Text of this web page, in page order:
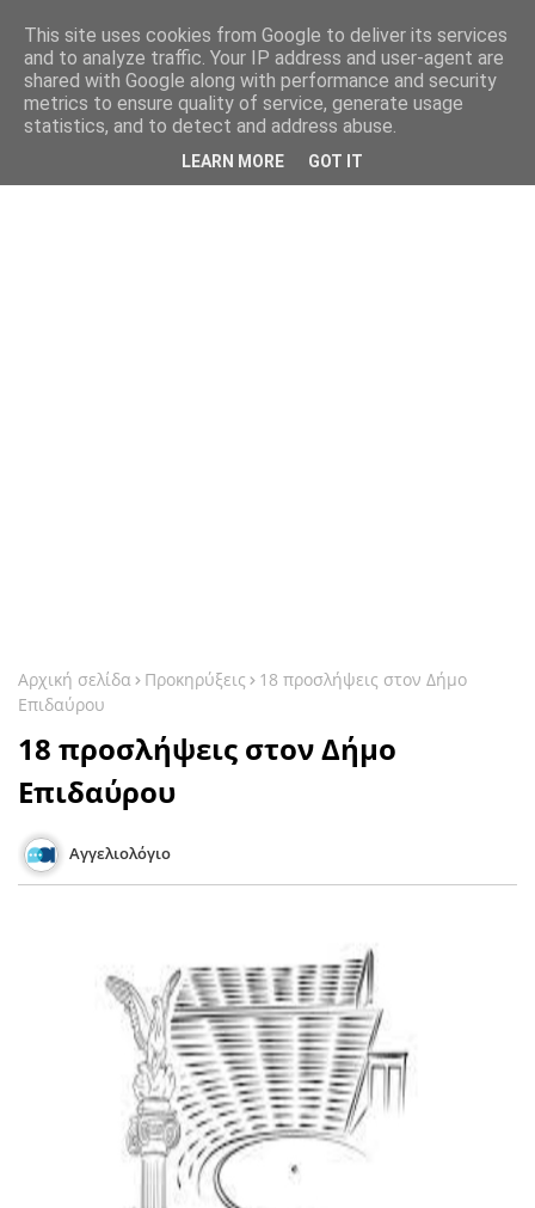
Αρχική σελίδα Προκηρύξεις
18 προσλήψεις στον Δήμο
Επιδαύρου
18 προσλήψεις στον Δήμο
Επιδαύρου
Αγγελιολόγιο
This site uses cookies from Google to deliver its services
and to analyze traffic. Your IP address and user-agent are
shared with Google along with performance and security
metrics to ensure quality of service, generate usage
statistics, and to detect and address abuse.
LEARN MORE GOT IT